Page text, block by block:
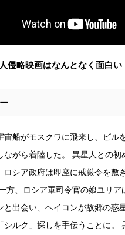
侵略映画はなんとなく面白い
宙船がモスクワに飛来し、ビル
ながら着陸した。 異星人との初
ロシア政府は即座に戒厳令を敷
方、ロシア軍司令官の娘ユリア
と出会い、ヘイコンが故郷の惑
シルク」探しを手伝うことに。